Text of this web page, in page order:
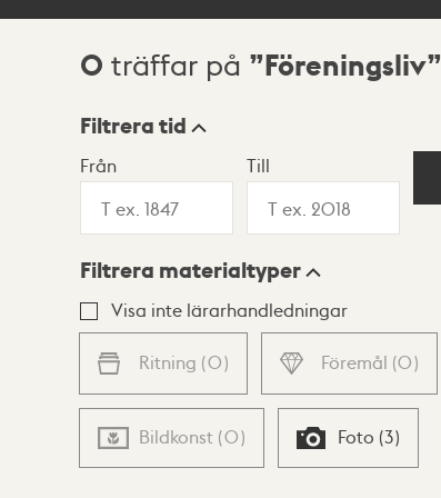
Sökresultat
0 träffar på Föreningsliv
Visningsläge
Lista Karta
Filtrera tid
Från Till
Filtrera materialtyper
Visa inte lärarhandledningar
Ritning (0) Föremål (0)
Bildkonst (0) Foto (3)